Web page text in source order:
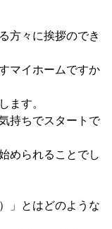
方々に挨拶のでき
マイホームですか
ます。
持ちでスタートで
められることでし
」とはどのような